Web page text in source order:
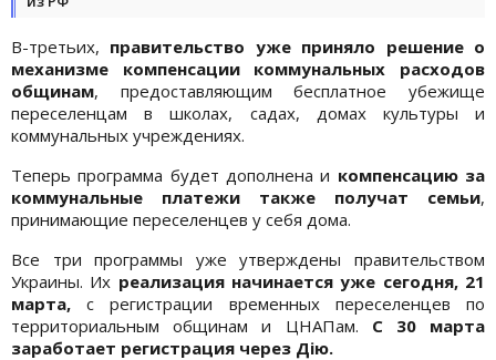
В-третьих, правительство уже приняло решение о
механизме компенсации коммунальных расходов
общинам, предоставляющим бесплатное убежище
переселенцам в школах, садах, домах культуры и
коммунальных учреждениях.
Теперь программа будет дополнена и компенсацию за
коммунальные платежи также получат семьи,
принимающие переселенцев у себя дома.
Все три программы уже утверждены правительством
Украины. Их реализация начинается уже сегодня, 21
марта, с регистрации временных переселенцев по
территориальным общинам и ЦНАПам. С 30 марта
заработает регистрация через Дію.